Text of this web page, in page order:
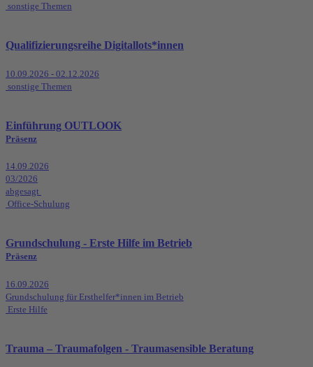
sonstige Themen
Qualifizierungsreihe Digitallots*innen
10.09.2026 - 02.12.2026
sonstige Themen
Einführung OUTLOOK
Präsenz
14.09.2026
03/2026
abgesagt
Office-Schulung
Grundschulung - Erste Hilfe im Betrieb
Präsenz
16.09.2026
Grundschulung für Ersthelfer*innen im Betrieb
Erste Hilfe
Trauma – Traumafolgen - Traumasensible Beratung